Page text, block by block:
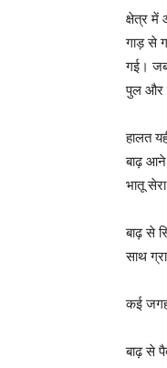
क्षेत्र
गाड़ से
गई।
पुल और
हालत
बाढ़ आने
भातू
बाढ़ से
साथ
कई
बाढ़ से